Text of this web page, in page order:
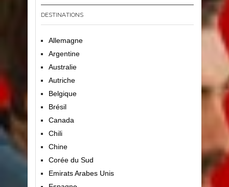
DESTINATIONS
Allemagne
Argentine
Australie
Autriche
Belgique
Brésil
Canada
Chili
Chine
Corée du Sud
Emirats Arabes Unis